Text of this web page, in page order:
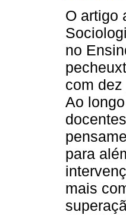
O artigo
no
com
Ao
para
mais